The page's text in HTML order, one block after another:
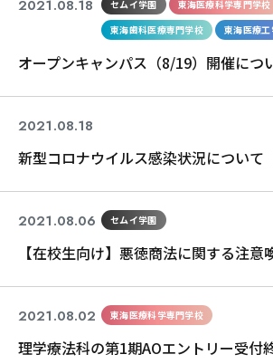
2021.08.18 セムイ学園
東海医療科学専門学校
東海歯科医療専門学校
東海医療
オープンキャンパス（8/19）開催につ
2021.08.18
新型コロナウイルス感染状況について
2021.08.06 セムイ学園
【在校生向け】悪徳商法に関する注意
2021.08.02 東海医療科学専門学校
理学療法科の第1期AOエントリー受付